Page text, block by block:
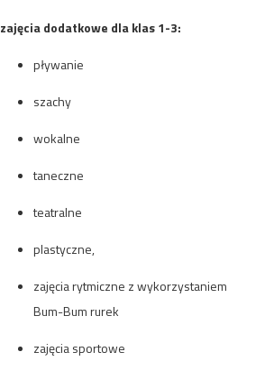
zajęcia dodatkowe dla klas 1-3:
pływanie
szachy
wokalne
taneczne
teatralne
plastyczne,
zajęcia rytmiczne z wykorzystaniem
Bum-Bum rurek
zajęcia sportowe